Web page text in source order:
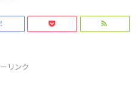
リンク